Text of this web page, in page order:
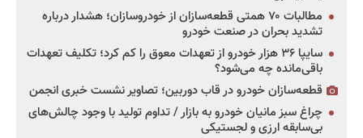
مطالبات ۷۰ همتی قطعه‌سازان از خودروسازان؛ هشدار درباره
تشدید بحران در صنعت خودرو
سایپا ۳۶ هزار خودرو از تعهدات معوق را کم کرد؛ تکلیف تعهدات
باقی‌مانده چه می‌شود؟
قطعه‌سازان خودرو در قاب دوربین؛ تصاویر نشست خبری انجمن
چراغ سبز مانیان خودرو به بازار / تداوم تولید با وجود چالش‌های
بی‌سابقه ارزی و لجستیکی